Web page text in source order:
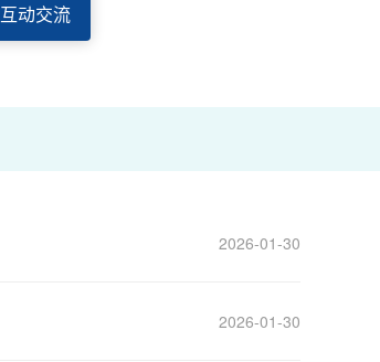
互动交流
2026-01-30
2026-01-30